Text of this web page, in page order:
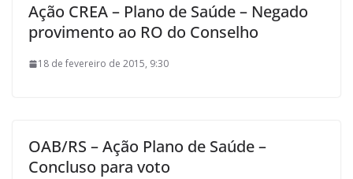
Ação CREA – Plano de Saúde – Negado
provimento ao RO do Conselho
18 de fevereiro de 2015, 9:30
OAB/RS – Ação Plano de Saúde –
Concluso para voto